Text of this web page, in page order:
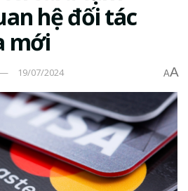
hệ đối tác
mới
19/07/2024 AA